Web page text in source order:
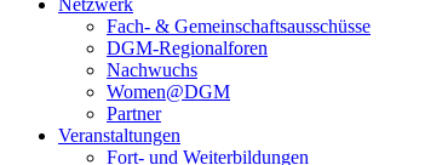
Netzwerk
Fach- & Gemeinschaftsausschüsse
DGM-Regionalforen
Nachwuchs
Women@DGM
Partner
Veranstaltungen
Fort- und Weiterbildungen